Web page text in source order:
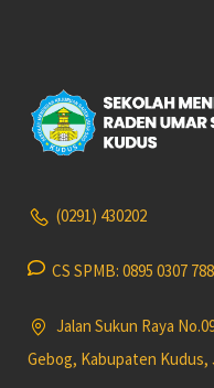
(0291) 430202
CS SPMB: 0895 0307
Jalan Sukun Raya
Gebog, Kabupaten Kudus,